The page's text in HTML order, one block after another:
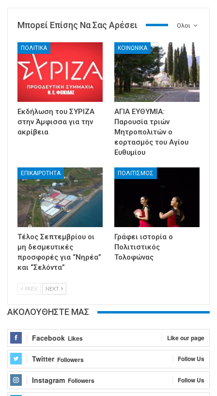
Ολοι
Μπορεί Επίσης Να Σας Αρέσει
ΠΟΛΙΤΙΚΑ
Εκδήλωση του ΣΥΡΙΖΑ
στην Άμφισσα για την
ακρίβεια
ΚΟΙΝΩΝΙΚΑ
ΑΓΙΑ ΕΥΘΥΜΙΑ:
Παρουσία τριών
Μητροπολιτών ο
εορτασμός του Αγίου
Ευθυμίου
ΕΠΙΚΑΙΡΟΤΗΤΑ
Τέλος Σεπτεμβρίου οι
μη δεσμευτικές
προσφορές για “Νηρέα”
και “Σελόντα”
ΠΟΛΙΤΙΣΜΟΣ
Γράφει ιστορία ο
Πολιτιστικός
Τολοφώνας
PREV NEXT
ΑΚΟΛΟΥΘΗΣΤΕ ΜΑΣ
Facebook Likes Like our page
Twitter Followers Follow Us
Instagram Followers Follow Us